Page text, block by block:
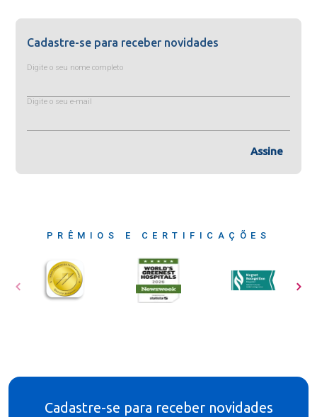
Cadastre-se para receber novidades
Digite o seu nome completo
Digite o seu e-mail
Assine
PRÊMIOS E CERTIFICAÇÕES
Cadastre-se para receber novidades